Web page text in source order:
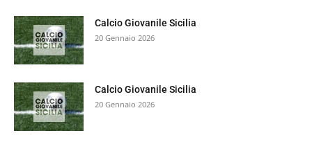
Calcio Giovanile Sicilia
20 Gennaio 2026
Calcio Giovanile Sicilia
20 Gennaio 2026